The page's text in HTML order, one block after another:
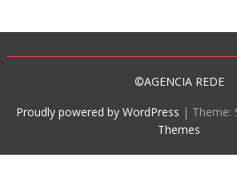
©AGENCIA REDE
Proudly powered by WordPress | Theme:
Themes